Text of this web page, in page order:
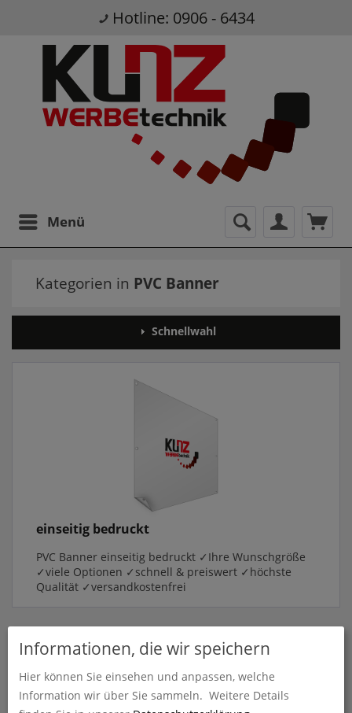
Hotline: 0906 - 6434
Menü
Kategorien in PVC Banner
Schnellwahl
einseitig bedruckt
PVC Banner einseitig bedruckt ✓Ihre Wunschgröße
✓viele Optionen ✓schnell & preiswert ✓höchste
Qualität ✓versandkostenfrei
PVC Banner
Informationen, die wir speichern
Hier können Sie einsehen und anpassen, welche
Information wir über Sie sammeln. Weitere Details